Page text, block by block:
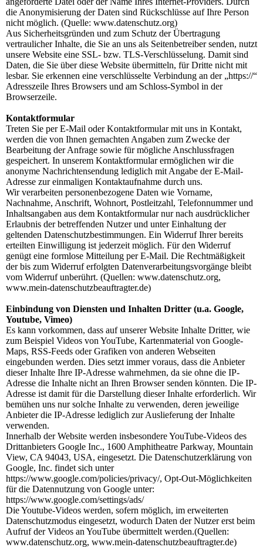
die Anonymisierung der Daten sind Rückschlüsse auf Ihre Person
nicht möglich. (Quelle: www.datenschutz.org)
Aus Sicherheitsgründen und zum Schutz der Übertragung
vertraulicher Inhalte, die Sie an uns als Seitenbetreiber senden, nutzt
unsere Website eine SSL- bzw. TLS-Verschlüsselung. Damit sind
Daten, die Sie über diese Website übermitteln, für Dritte nicht mit
lesbar. Sie erkennen eine verschlüsselte Verbindung an der „https://“
Adresszeile Ihres Browsers und am Schloss-Symbol in der
Browserzeile.
Kontaktformular
Treten Sie per E-Mail oder Kontaktformular mit uns in Kontakt,
werden die von Ihnen gemachten Angaben zum Zwecke der
Bearbeitung der Anfrage sowie für mögliche Anschlussfragen
gespeichert. In unserem Kontaktformular ermöglichen wir die
anonyme Nachrichtensendung lediglich mit Angabe der E-Mail-
Adresse zur einmaligen Kontaktaufnahme durch uns.
Wir verarbeiten personenbezogene Daten wie Vorname,
Nachnahme, Anschrift, Wohnort, Postleitzahl, Telefonnummer und
Inhaltsangaben aus dem Kontaktformular nur nach ausdrücklicher
Erlaubnis der betreffenden Nutzer und unter Einhaltung der
geltenden Datenschutzbestimmungen. Ein Widerruf Ihrer bereits
erteilten Einwilligung ist jederzeit möglich. Für den Widerruf
genügt eine formlose Mitteilung per E-Mail. Die Rechtmäßigkeit
der bis zum Widerruf erfolgten Datenverarbeitungsvorgänge bleibt
vom Widerruf unberührt. (Quellen: www.datenschutz.org,
www.mein-datenschutzbeauftragter.de)
Einbindung von Diensten und Inhalten Dritter (u.a. Google,
Youtube, Vimeo)
Es kann vorkommen, dass auf unserer Website Inhalte Dritter, wie
zum Beispiel Videos von YouTube, Kartenmaterial von Google-
Maps, RSS-Feeds oder Grafiken von anderen Webseiten
eingebunden werden. Dies setzt immer voraus, dass die Anbieter
dieser Inhalte Ihre IP-Adresse wahrnehmen, da sie ohne die IP-
Adresse die Inhalte nicht an Ihren Browser senden könnten. Die IP-
Adresse ist damit für die Darstellung dieser Inhalte erforderlich. Wir
bemühen uns nur solche Inhalte zu verwenden, deren jeweilige
Anbieter die IP-Adresse lediglich zur Auslieferung der Inhalte
verwenden.
Innerhalb der Website werden insbesondere YouTube-Videos des
Drittanbieters Google Inc., 1600 Amphitheatre Parkway, Mountain
View, CA 94043, USA, eingesetzt. Die Datenschutzerklärung von
Google, Inc. findet sich unter
https://www.google.com/policies/privacy/, Opt-Out-Möglichkeiten
für die Datennutzung von Google unter:
https://www.google.com/settings/ads/
Die Youtube-Videos werden, sofern möglich, im erweiterten
Datenschutzmodus eingesetzt, wodurch Daten der Nutzer erst beim
Aufruf der Videos an YouTube übermittelt werden.(Quellen:
www.datenschutz.org, www.mein-datenschutzbeauftragter.de)